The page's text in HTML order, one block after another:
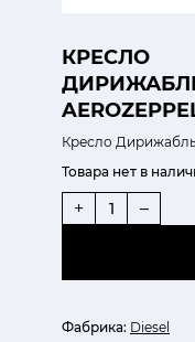
КРЕСЛО
Кресло
Фабрика: Diesel
Товара нет в
+ –